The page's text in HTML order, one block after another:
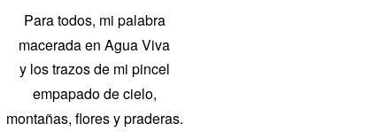
Para todos, mi palabra
macerada en Agua Viva
y los trazos de mi pincel
empapado de cielo,
montañas, flores y praderas.